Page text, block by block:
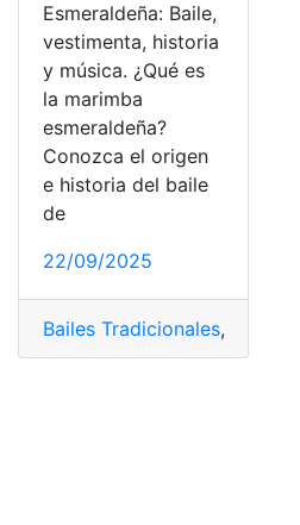
Esmeraldeña: Baile,
vestimenta, historia
y música. ¿Qué es
la marimba
esmeraldeña?
Conozca el origen
e historia del baile
de
22/09/2025
Bailes Tradicionales,